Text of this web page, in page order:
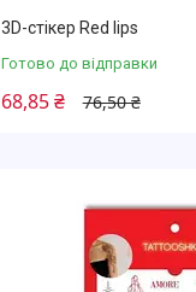
3D-стікер Red lips
Готово до відправки
76,50 ₴
68,85 ₴